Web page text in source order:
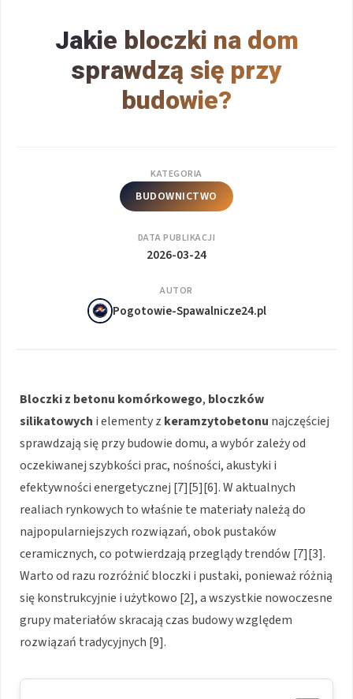
Jakie bloczki na dom
sprawdzą się przy
budowie?
KATEGORIA
BUDOWNICTWO
DATA PUBLIKACJI
2026-03-24
AUTOR
Pogotowie-Spawalnicze24.pl
Bloczki z betonu komórkowego, bloczków
silikatowych i elementy z keramzytobetonu najczęściej
sprawdzają się przy budowie domu, a wybór zależy od
oczekiwanej szybkości prac, nośności, akustyki i
efektywności energetycznej [7][5][6]. W aktualnych
realiach rynkowych to właśnie te materiały należą do
najpopularniejszych rozwiązań, obok pustaków
ceramicznych, co potwierdzają przeglądy trendów [7][3].
Warto od razu rozróżnić bloczki i pustaki, ponieważ różnią
się konstrukcyjnie i użytkowo [2], a wszystkie nowoczesne
grupy materiałów skracają czas budowy względem
rozwiązań tradycyjnych [9].